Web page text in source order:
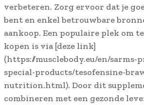
verbeteren. Zorg ervoor dat je
bent en enkel betrouwbare
aankoop. Een populaire plek om
kopen is via [deze link]
(https://musclebody.eu/en/sarms-
special-products/tesofensine-
nutrition.html). Door dit
combineren met een gezonde